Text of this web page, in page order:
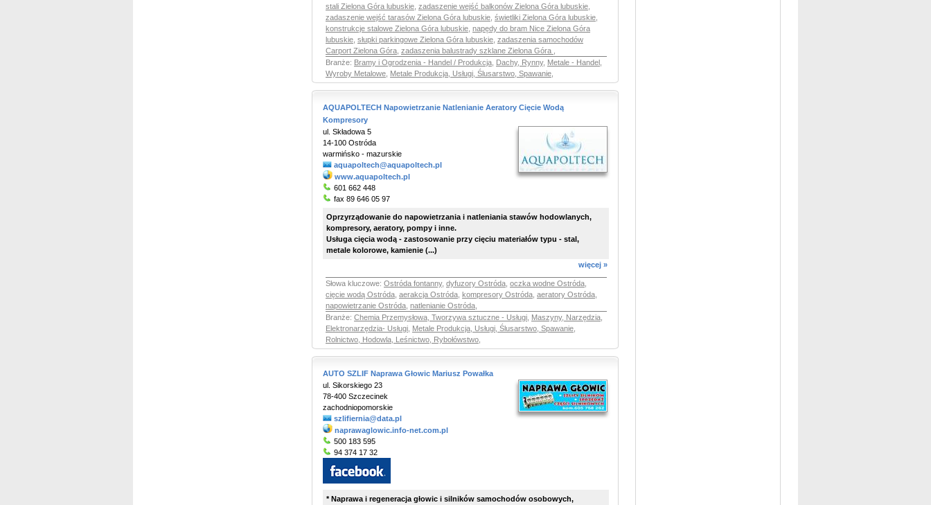
stali Zielona Góra lubuskie zadaszenie wejść balkonów Zielona Góra lubuskie
zadaszenie wejść tarasów Zielona Góra lubuskie świetliki Zielona Góra lubuskie
konstrukcje stalowe Zielona Góra lubuskie napędy do bram Nice Zielona Góra
lubuskie słupki parkingowe Zielona Góra lubuskie zadaszenia samochodów
Carport Zielona Góra zadaszenia balustrady szklane Zielona Góra
Branże: Bramy i Ogrodzenia - Handel / Produkcja Dachy, Rynny, Metale - Handel,
Wyroby Metalowe Metale Produkcja, Usługi, Ślusarstwo, Spawanie
AQUAPOLTECH Napowietrzanie Natlenianie Aeratory Cięcie Wodą
Kompresory
ul. Składowa 5
14-100 Ostróda
warmińsko - mazurskie
aquapoltech@aquapoltech.pl
www.aquapoltech.pl
601 662 448
fax 89 646 05 97
Oprzyrządowanie do napowietrzania i natleniania stawów hodowlanych,
kompresory, aeratory, pompy i inne.
Usługa cięcia wodą - zastosowanie przy cięciu materiałów typu - stal,
metale kolorowe, kamienie (...)
więcej »
Słowa kluczowe: Ostróda fontanny, dyfuzory Ostróda oczka wodne Ostróda
cięcie wodą Ostróda aerakcja Ostróda kompresory Ostróda aeratory Ostróda
napowietrzanie Ostróda natlenianie Ostróda
Branże: Chemia Przemysłowa, Tworzywa sztuczne - Usługi Maszyny, Narzędzia,
Elektronarzędzia- Usługi Metale Produkcja, Usługi, Ślusarstwo, Spawanie
Rolnictwo, Hodowla, Leśnictwo, Rybołówstwo
AUTO SZLIF Naprawa Głowic Mariusz Powałka
ul. Sikorskiego 23
78-400 Szczecinek
zachodniopomorskie
szlifiernia@data.pl
naprawaglowic.info-net.com.pl
500 183 595
94 374 17 32
* Naprawa i regeneracja głowic i silników samochodów osobowych,